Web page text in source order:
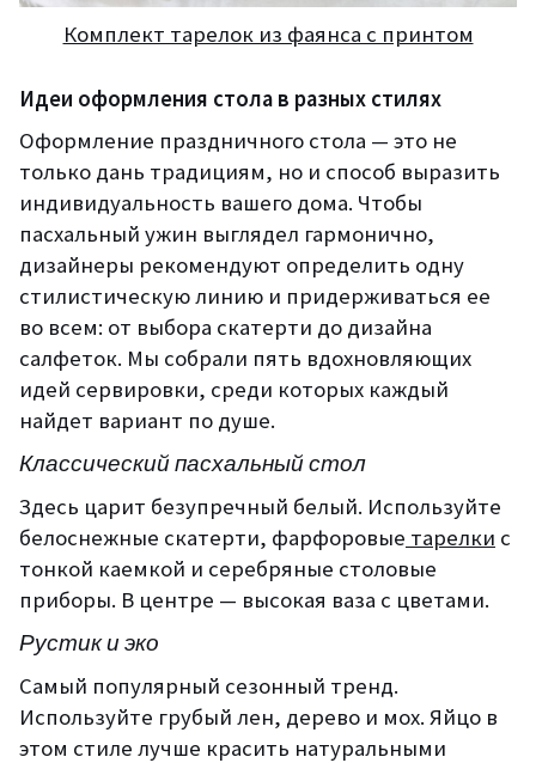
Комплект тарелок из фаянса с принтом
Идеи оформления стола в разных стилях
Оформление праздничного стола — это не
только дань традициям, но и способ выразить
индивидуальность вашего дома. Чтобы
пасхальный ужин выглядел гармонично,
дизайнеры рекомендуют определить одну
стилистическую линию и придерживаться ее
во всем: от выбора скатерти до дизайна
салфеток. Мы собрали пять вдохновляющих
идей сервировки, среди которых каждый
найдет вариант по душе.
Классический пасхальный стол
Здесь царит безупречный белый. Используйте
белоснежные скатерти, фарфоровые тарелки с
тонкой каемкой и серебряные столовые
приборы. В центре — высокая ваза с цветами.
Рустик и эко
Самый популярный сезонный тренд.
Используйте грубый лен, дерево и мох. Яйцо в
этом стиле лучше красить натуральными